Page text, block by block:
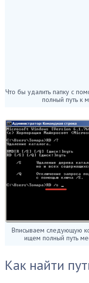
Что бы удалить папку с
полный путь к
Вписываем следующую
ищем полный путь
Как найти